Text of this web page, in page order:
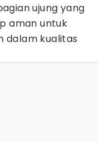
ujung yang
aman untuk
dalam kualitas